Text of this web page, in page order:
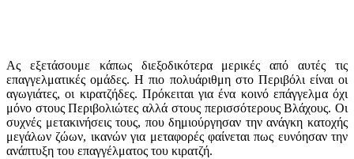
Ας εξετάσουμε κάπως διεξοδικότερα μερικές από αυτές τις
επαγγελματικές ομάδες. Η πιο πολυάριθμη στο Περιβόλι είναι οι
αγωγιάτες, οι κιρατζήδες. Πρόκειται για ένα κοινό επάγγελμα όχι
μόνο στους Περιβολιώτες αλλά στους περισσότερους Βλάχους. Οι
συχνές μετακινήσεις τους, που δημιούργησαν την ανάγκη κατοχής
μεγάλων ζώων, ικανών για μεταφορές φαίνεται πως ευνόησαν την
ανάπτυξη του επαγγέλματος του κιρατζή.